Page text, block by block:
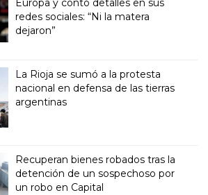
Europa y contó detalles en sus
redes sociales: “Ni la matera
dejaron”
La Rioja se sumó a la protesta
nacional en defensa de las tierras
argentinas
Recuperan bienes robados tras la
detención de un sospechoso por
un robo en Capital